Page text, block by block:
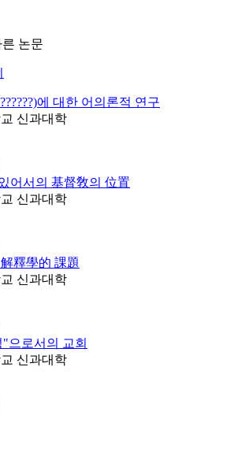
논문
에 대한 어의론적 연구
신과대학
어서의 基督敎의 位置
신과대학
釋學的 課題
신과대학
으로서의 교회
신과대학